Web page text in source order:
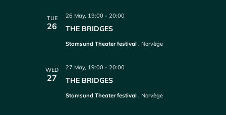
TUE
26 THE BRIDGES
26 May, 19:00 -20:00
Stamsund Theater festival, Norvège
WED
27 THE BRIDGES
27 May, 19:00 -20:00
Stamsund Theater festival, Norvège